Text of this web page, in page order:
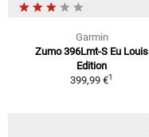
Garmin
Zumo 396Lmt-S Eu Louis
Edition
399,99 €1